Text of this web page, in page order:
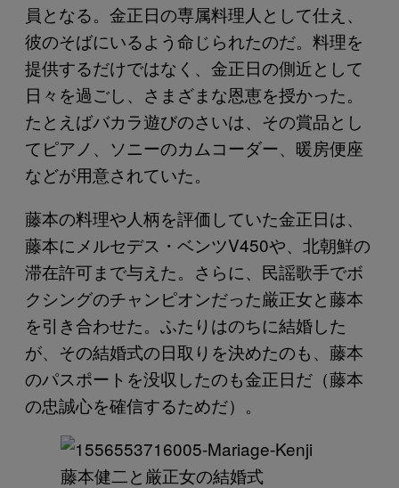
員となる。金正日の専属料理人として仕え、
彼のそばにいるよう命じられたのだ。料理を
提供するだけではなく、金正日の側近として
日々を過ごし、さまざまな恩恵を授かった。
たとえばバカラ遊びのさいは、その賞品とし
てピアノ、ソニーのカムコーダー、暖房便座
などが用意されていた。
藤本の料理や人柄を評価していた金正日は、
藤本にメルセデス・ベンツV450や、北朝鮮の
滞在許可まで与えた。さらに、民謡歌手でボ
クシングのチャンピオンだった厳正女と藤本
を引き合わせた。ふたりはのちに結婚した
が、その結婚式の日取りを決めたのも、藤本
のパスポートを没収したのも金正日だ（藤本
の忠誠心を確信するためだ）。
藤本健二と厳正女の結婚式